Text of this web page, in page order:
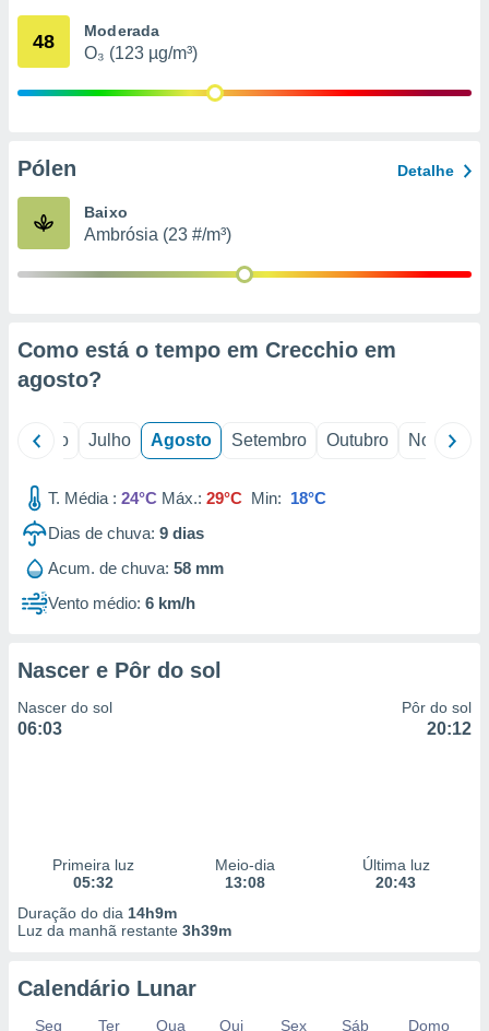
através
estudos
1199
48 Moderada
O₃ (123 µg/m³)
Pólen Detalhe
Baixo
Ambrósia (23 #/m³)
Como está o tempo em Crecchio em
agosto?
Junho Julho Agosto Setembro Outubro Novembro
T. Média : 24°C Máx.: 29°C Min: 18°C
Dias de chuva: 9 dias
Acum. de chuva: 58 mm
Vento médio: 6 km/h
Nascer e Pôr do sol
Nascer do sol
06:03
Pôr do sol
20:12
Primeira luz
05:32
Meio-dia
13:08
Última luz
20:43
Duração do dia 14h9m
Luz da manhã restante 3h39m
Calendário Lunar
Seg Ter Qua Qui Sex Sáb
Domo